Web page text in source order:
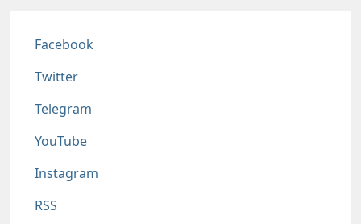
Соц сети
Facebook
Twitter
Telegram
YouTube
Instagram
RSS